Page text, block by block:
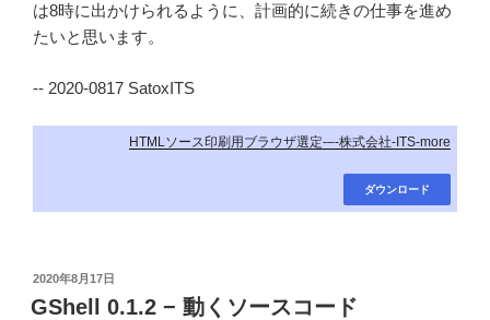
は8時に出かけられるように、計画的に続きの仕事を進め
たいと思います。
-- 2020-0817 SatoxITS
HTMLソース印刷用ブラウザ選定-–-株式会社-ITS-more
ダウンロード
投
稿
日:
2020年8月17日
GShell 0.1.2 − 動くソースコード